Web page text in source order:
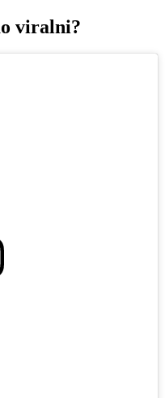
viralni?